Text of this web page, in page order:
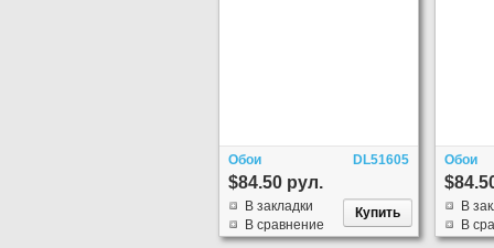
Обои DL51605
$84.50 рул.
В закладки
В сравнение
Обои
В
В